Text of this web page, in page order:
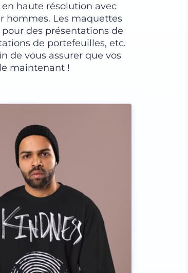
haute résolution avec
hommes. Les maquettes
des présentations de
de portefeuilles, etc.
de vous assurer que vos
maintenant !